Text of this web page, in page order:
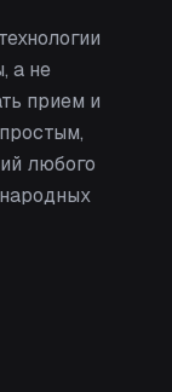
а не
прием и
любого